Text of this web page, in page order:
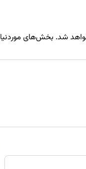
شد. بخش‌های